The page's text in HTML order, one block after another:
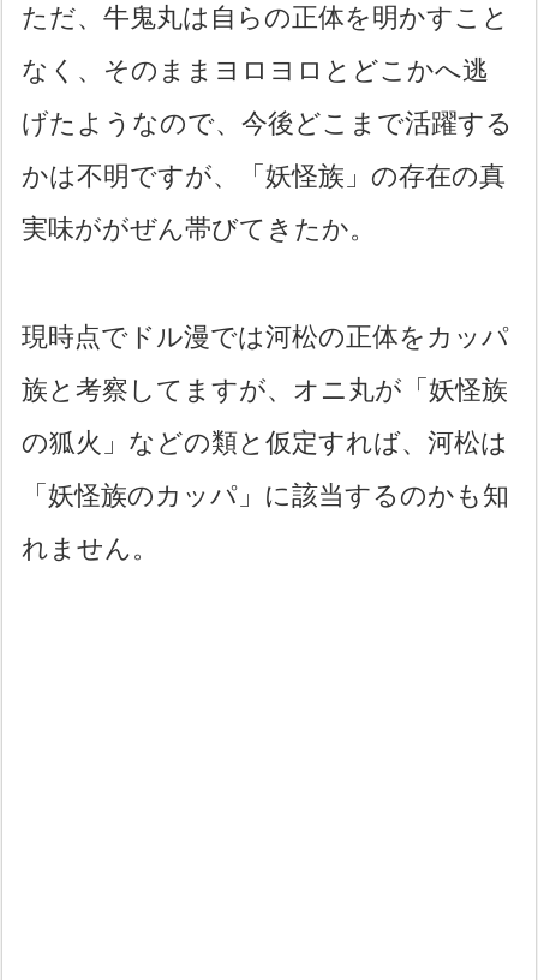
ただ、牛鬼丸は自らの正体を明かすこと
なく、そのままヨロヨロとどこかへ逃
げたようなので、今後どこまで活躍する
かは不明ですが、「妖怪族」の存在の真
実味ががぜん帯びてきたか。
現時点でドル漫では河松の正体をカッパ
族と考察してますが、オニ丸が「妖怪族
の狐火」などの類と仮定すれば、河松は
「妖怪族のカッパ」に該当するのかも知
れません。